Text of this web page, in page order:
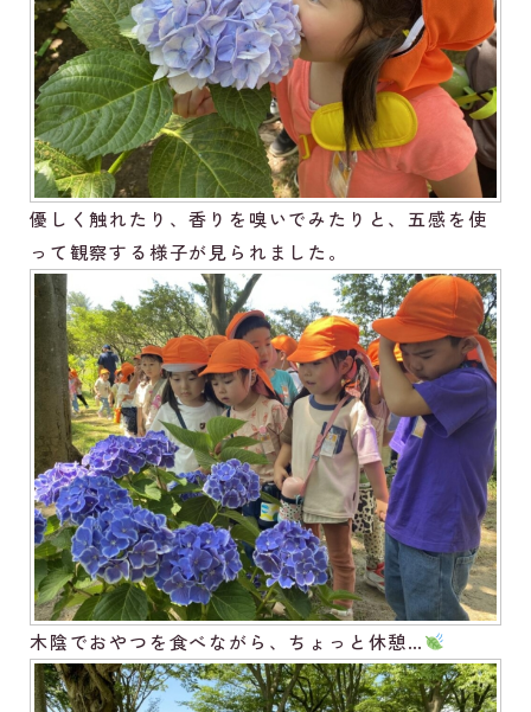
優しく触れたり、香りを嗅いでみたりと、五感を使
って観察する様子が見られました。
木陰でおやつを食べながら、ちょっと休憩…